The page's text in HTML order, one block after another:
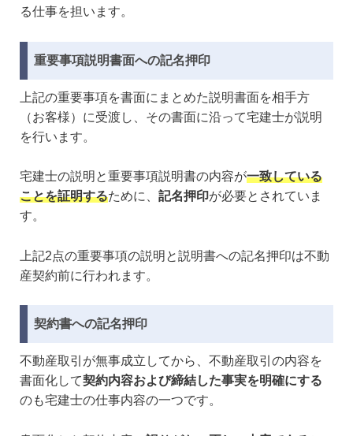
る仕事を担います。
重要事項説明書面への記名押印
上記の重要事項を書面にまとめた説明書面を相手方
（お客様）に受渡し、その書面に沿って宅建士が説明
を行います。
宅建士の説明と重要事項説明書の内容が一致している
ことを証明するために、 記名押印が必要とされていま
す。
上記2点の重要事項の説明と説明書への記名押印は不動
産契約前に行われます。
契約書への記名押印
不動産取引が無事成立してから、不動産取引の内容を
書面化して契約内容および締結した事実を明確にする
のも宅建士の仕事内容の一つです。